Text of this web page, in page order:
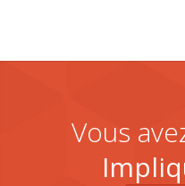
Vous